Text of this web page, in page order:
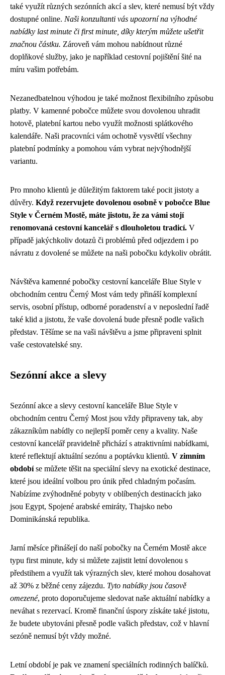
také využít různých sezónních akcí a slev, které nemusí být vždy
dostupné online. Naši konzultanti vás upozorní na výhodné
nabídky last minute či first minute, díky kterým můžete ušetřit
značnou částku. Zároveň vám mohou nabídnout různé
doplňkové služby, jako je například cestovní pojištění šité na
míru vašim potřebám.
Nezanedbatelnou výhodou je také možnost flexibilního způsobu
platby. V kamenné pobočce můžete svou dovolenou uhradit
hotově, platební kartou nebo využít možnosti splátkového
kalendáře. Naši pracovníci vám ochotně vysvětlí všechny
platební podmínky a pomohou vám vybrat nejvýhodnější
variantu.
Pro mnoho klientů je důležitým faktorem také pocit jistoty a
důvěry. Když rezervujete dovolenou osobně v pobočce Blue
Style v Černém Mostě, máte jistotu, že za vámi stojí
renomovaná cestovní kancelář s dlouholetou tradicí. V
případě jakýchkoliv dotazů či problémů před odjezdem i po
návratu z dovolené se můžete na naši pobočku kdykoliv obrátit.
Návštěva kamenné pobočky cestovní kanceláře Blue Style v
obchodním centru Černý Most vám tedy přináší komplexní
servis, osobní přístup, odborné poradenství a v neposlední řadě
také klid a jistotu, že vaše dovolená bude přesně podle vašich
představ. Těšíme se na vaši návštěvu a jsme připraveni splnit
vaše cestovatelské sny.
Sezónní akce a slevy
Sezónní akce a slevy cestovní kanceláře Blue Style v
obchodním centru Černý Most jsou vždy připraveny tak, aby
zákazníkům nabídly co nejlepší poměr ceny a kvality. Naše
cestovní kancelář pravidelně přichází s atraktivními nabídkami,
které reflektují aktuální sezónu a poptávku klientů. V zimním
obdobíse můžete těšit na speciální slevy na exotické destinace,
které jsou ideální volbou pro únik před chladným počasím.
Nabízíme zvýhodněné pobyty v oblíbených destinacích jako
jsou Egypt, Spojené arabské emiráty, Thajsko nebo
Dominikánská republika.
Jarní měsíce přinášejí do naší pobočky na Černém Mostě akce
typu first minute, kdy si můžete zajistit letní dovolenou s
předstihem a využít tak výrazných slev, které mohou dosahovat
až 30% z běžné ceny zájezdu. Tyto nabídky jsou časově
omezené, proto doporučujeme sledovat naše aktuální nabídky a
neváhat s rezervací. Kromě finanční úspory získáte také jistotu,
že budete ubytováni přesně podle vašich představ, což v hlavní
sezóně nemusí být vždy možné.
Letní období je pak ve znamení speciálních rodinných balíčků.